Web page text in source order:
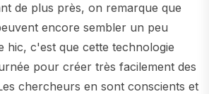
de plus près, on remarque que
encore sembler un peu
hic, c'est que cette technologie
pour créer très facilement des
chercheurs en sont conscients et